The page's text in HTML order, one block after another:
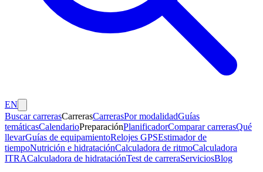
EN
Buscar carrerasCarrerasCarrerasPor modalidadGuías
temáticasCalendarioPreparaciónPlanificadorComparar carrerasQué
llevarGuías de equipamientoRelojes GPSEstimador de
tiempoNutrición e hidrataciónCalculadora de ritmoCalculadora
ITRACalculadora de hidrataciónTest de carreraServiciosBlog